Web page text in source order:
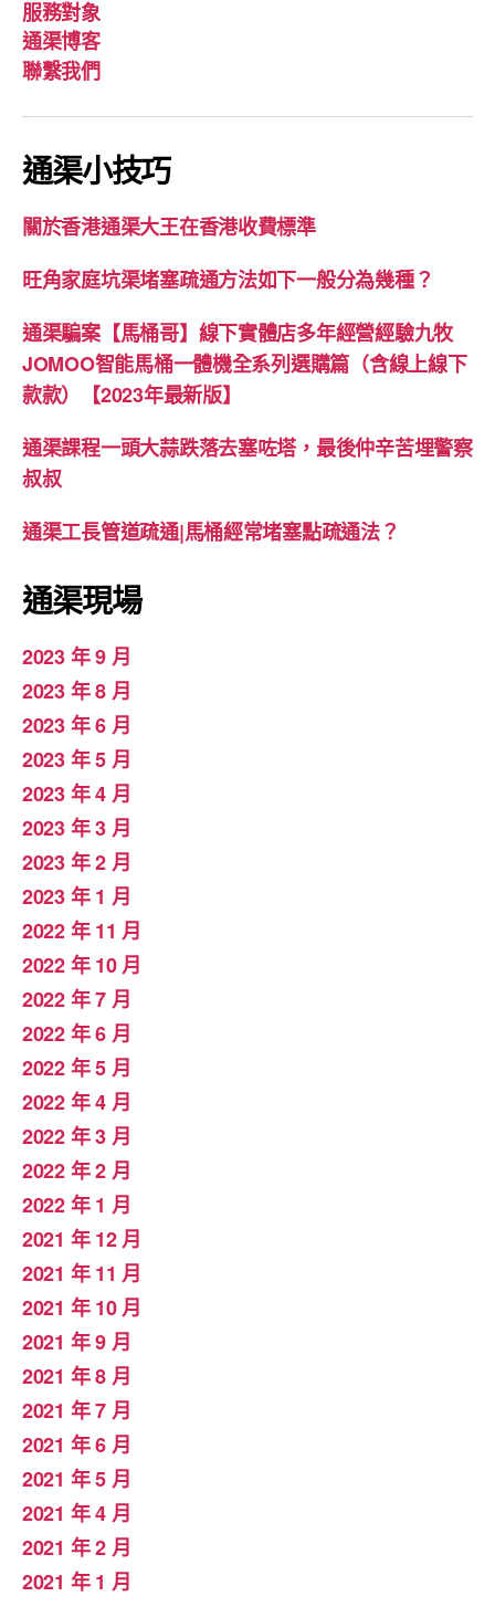
服務對象
通渠博客
聯繫我們
通渠小技巧
關於香港通渠大王在香港收費標準
旺角家庭坑渠堵塞疏通方法如下一般分為幾種？
通渠騙案【馬桶哥】線下實體店多年經營經驗九牧
JOMOO智能馬桶一體機全系列選購篇（含線上線下
款款）【2023年最新版】
通渠課程一頭大蒜跌落去塞咗塔，最後仲辛苦埋警察
叔叔
通渠工長管道疏通|馬桶經常堵塞點疏通法？
通渠現場
2023 年 9 月
2023 年 8 月
2023 年 6 月
2023 年 5 月
2023 年 4 月
2023 年 3 月
2023 年 2 月
2023 年 1 月
2022 年 11 月
2022 年 10 月
2022 年 7 月
2022 年 6 月
2022 年 5 月
2022 年 4 月
2022 年 3 月
2022 年 2 月
2022 年 1 月
2021 年 12 月
2021 年 11 月
2021 年 10 月
2021 年 9 月
2021 年 8 月
2021 年 7 月
2021 年 6 月
2021 年 5 月
2021 年 4 月
2021 年 2 月
2021 年 1 月